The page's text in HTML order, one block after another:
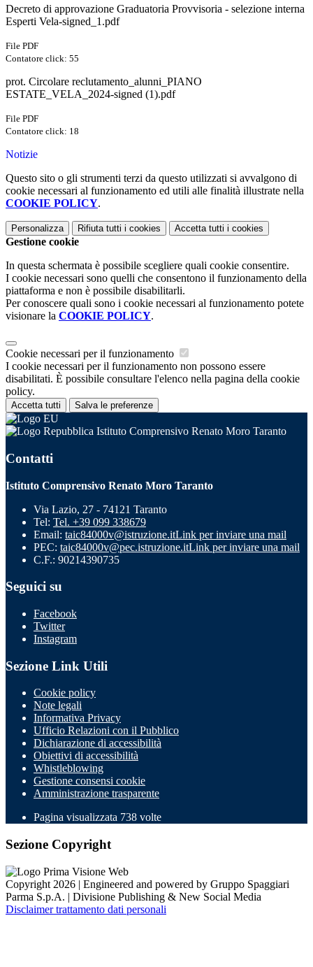
Decreto di approvazione Graduatoria Provvisoria - selezione interna
Esperti Vela-signed_1.pdf
File PDF
Contatore click: 55
prot. Circolare reclutamento_alunni_PIANO
ESTATE_VELA_2024-signed (1).pdf
File PDF
Contatore click: 18
Notizie
Questo sito o gli strumenti terzi da questo utilizzati si avvalgono di
cookie necessari al funzionamento ed utili alle finalità illustrate nella
COOKIE POLICY.
Personalizza Rifiuta tutti i cookies Accetta tutti i cookies
Gestione cookie
In questa schermata è possibile scegliere quali cookie consentire.
I cookie necessari sono quelli che consentono il funzionamento della
piattaforma e non è possibile disabilitarli.
Per conoscere quali sono i cookie necessari al funzionamento potete
visionare la COOKIE POLICY.
Cookie necessari per il funzionamento
I cookie necessari per il funzionamento non possono essere
disabilitati. È possibile consultare l'elenco nella pagina della cookie
policy.
Accetta tutti Salva le preferenze
Istituto Comprensivo Renato Moro Taranto
Contatti
Istituto Comprensivo Renato Moro Taranto
Via Lazio, 27 - 74121 Taranto
Tel: Tel. +39 099 338679
Email: taic84000v@istruzione.itLink per inviare una mail
PEC: taic84000v@pec.istruzione.itLink per inviare una mail
C.F.: 90214390735
Seguici su
Facebook
Twitter
Instagram
Sezione Link Utili
Cookie policy
Note legali
Informativa Privacy
Ufficio Relazioni con il Pubblico
Dichiarazione di accessibilità
Obiettivi di accessibilità
Whistleblowing
Gestione consensi cookie
Amministrazione trasparente
Pagina visualizzata 738 volte
Sezione Copyright
Copyright 2026 | Engineered and powered by Gruppo Spaggiari
Parma S.p.A. | Divisione Publishing & New Social Media
Disclaimer trattamento dati personali